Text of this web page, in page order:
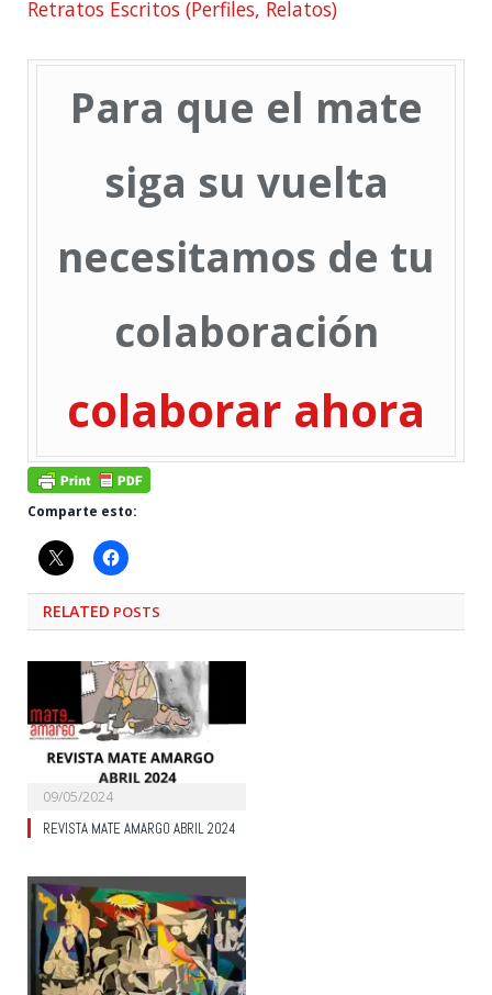
Retratos Escritos (Perfiles, Relatos)
Para que el mate
siga su vuelta
necesitamos de tu
colaboración
colaborar ahora
Comparte esto:
RELATED POSTS
09/05/2024
REVISTA MATE AMARGO ABRIL 2024